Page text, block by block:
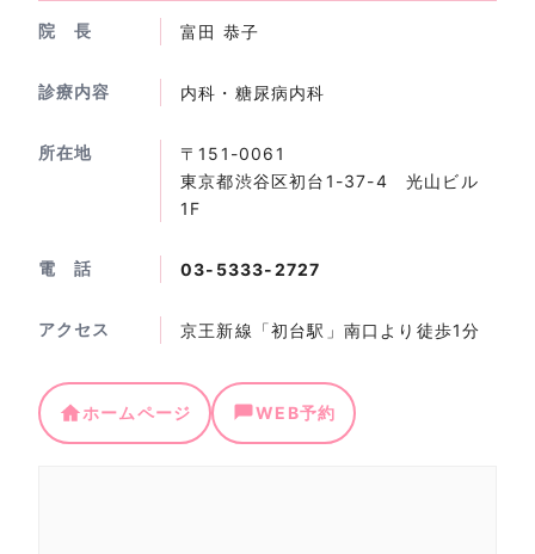
院 長 富田 恭子
診療内容 内科・糖尿病内科
所在地
〒151-0061
東京都渋谷区初台1-37-4 光山ビル
1F
電 話 03-5333-2727
アクセス 京王新線「初台駅」南口より徒歩1分
ホームページ WEB予約